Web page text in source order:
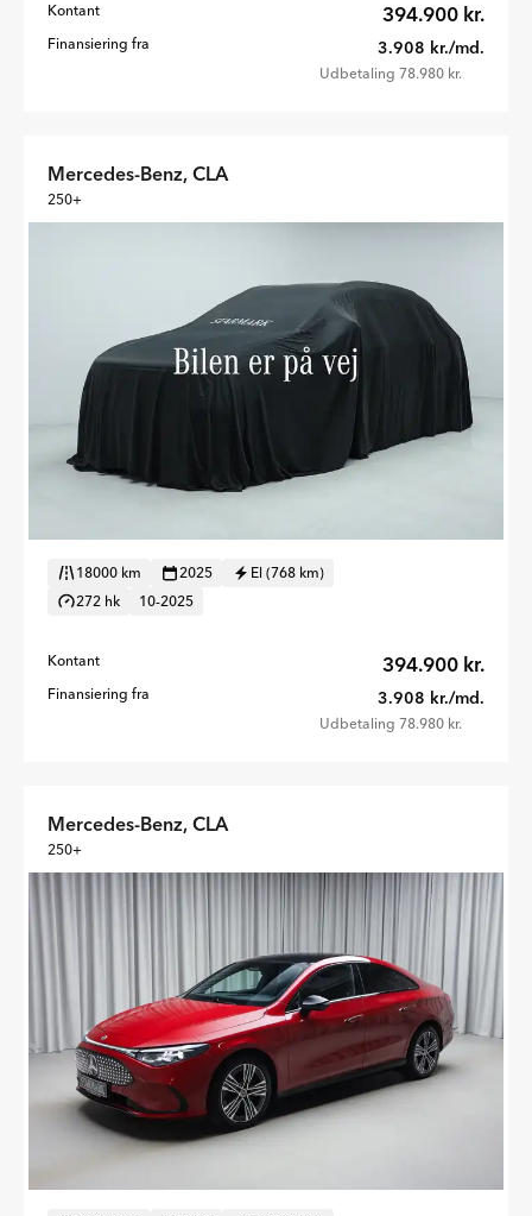
Kontant 394.900 kr.
Finansiering fra 3.908 kr./md.
Udbetaling 78.980 kr.
Mercedes-Benz, CLA
250+
18000 km 2025
El (768 km)
272 hk
10-2025
Kontant 394.900 kr.
Finansiering fra 3.908 kr./md.
Udbetaling 78.980 kr.
Mercedes-Benz, CLA
250+